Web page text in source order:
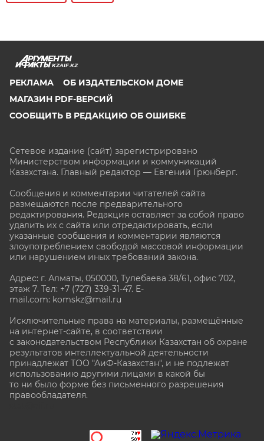
KZAIF.KZ
РЕКЛАМА
ОБ ИЗДАТЕЛЬСКОМ ДОМЕ
МАГАЗИН PDF-ВЕРСИЙ
СООБЩИТЬ В РЕДАКЦИЮ ОБ ОШИБКЕ
Сетевое издание (сайт) зарегистрировано
Министерством информации и коммуникаций
Казахстана. Главный редактор — Евгений Грюнберг.
Сообщения и комментарии читателей сайта
размещаются после предварительного
редактирования. Редакция оставляет за собой право
удалить их с сайта или отредактировать, если
указанные сообщения и комментарии являются
злоупотреблением свободой массовой информации
или нарушением иных требований закона.
Адрес: г. Алматы, 050000, Тулебаева 38/61, офис 702,
этаж 7. Тел: +7 (727) 339-31-47. E-
mail.com: komskz@mail.ru
Исключительные права на материалы, размещённые
на интернет-сайте, в соответствии
с законодательством Республики Казахстан об охране
результатов интеллектуальной деятельности
принадлежат ТОО "АиФ-Казахстан", и не подлежат
использованию другими лицами в какой бы
то ни было форме без письменного разрешения
правообладателя.